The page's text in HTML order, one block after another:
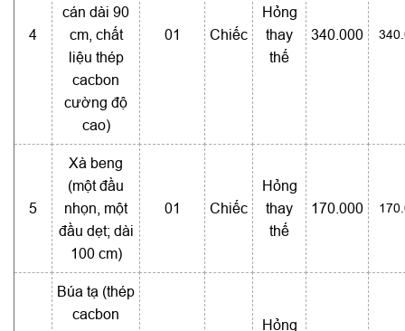
4
cán dài 90
cm, chất
liệu thép
cacbon
cường độ
cao)
01 Chiếc
Hỏng
thay
thế
340.000
5
Xà beng
(một đầu
nhọn, một
đầu dẹt; dài
100 cm)
01 Chiếc
Hỏng
thay
thế
170.000
Búa tạ (thép
cacbon
Hỏng